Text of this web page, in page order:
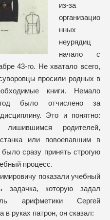
из-за
организацио
нных
неурядиц
начало с
43-го. Не хватало всего,
просили родных в
книги. Немало
было отчислено за
Это и понятно:
родителей,
или повоевавшим в
сразу принять строгую
процесс.
показали учебный
задачка, которую задал
арифметики Сергей
руках патрон, он сказал: